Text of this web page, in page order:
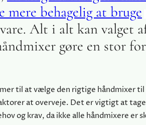
mere behagelig at bruge
Alt i alt kan valget
gøre en stor
til at vælge den rigtige håndmixer
at overveje. Det er vigtigt at
og krav, da ikke alle håndmixere er